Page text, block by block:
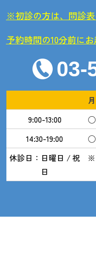
※初診の方は、問診表
予約時間の10分前にお
03-
月
9:00-13:00
◯
14:30-19:00
◯
休診日：日曜日 / 祝
日
※